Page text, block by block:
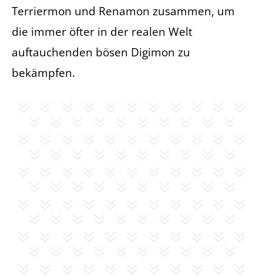
Terriermon und Renamon zusammen, um
die immer öfter in der realen Welt
auftauchenden bösen Digimon zu
bekämpfen.